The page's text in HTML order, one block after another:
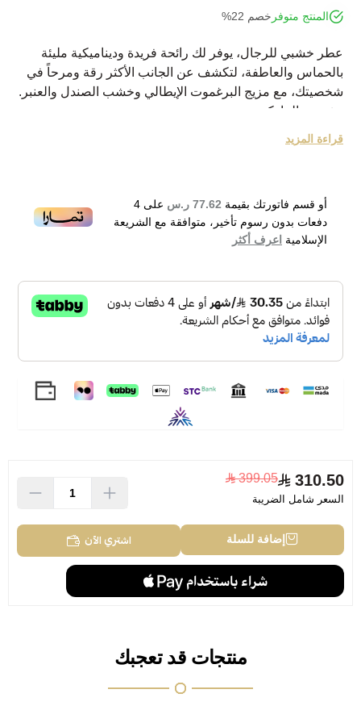
المنتج متوفر خصم 22%
عطر خشبي للرجال، يوفر لك رائحة فريدة وديناميكية مليئة
بالحماس والعاطفة، لتكشف عن الجانب الأكثر رقة ومرحاً في
شخصيتك، مع مزيج البرغموت الإيطالي وخشب الصندل والعنبر.
نبذة عن الماركة:
فرانكو موسكينو. تم إطلاق العطر الأول من موسكينو في عام
قراءة المزيد
أو قسم فاتورتك بقيمة 77.62 ر.س على 4
دفعات بدون رسوم تأخير، متوافقة مع الشريعة
الإسلامية اعرف أكثر
310.50
399.05
السعر شامل الضريبة
إضافة للسلة اشتري الآن
منتجات قد تعجبك